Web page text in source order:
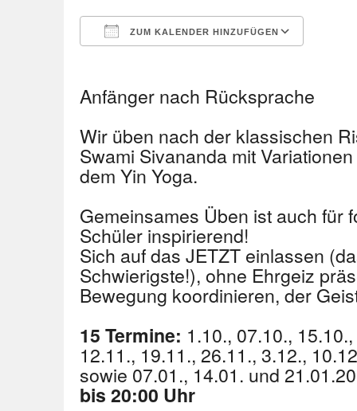
ZUM KALENDER HINZUFÜGEN
Anfänger nach Rücksprache
Wir üben nach der klassischen
Swami Sivananda mit
dem Yin Yoga.
Gemeinsames Üben ist auch für
Schüler inspirierend!
Sich auf das JETZT einlassen
Schwierigste!), ohne Ehrgeiz
Bewegung koordinieren, der
15 Termine: 1.10., 07.10.,
12.11., 19.11., 26.11., 3.12.,
sowie 07.01., 14.01. und
bis 20:00 Uhr